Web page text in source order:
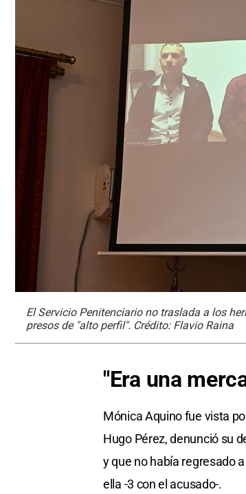
El Servicio Penitenciario no traslada a los
presos de "alto perfil". Crédito: Flavio Raina
"Era una
Mónica Aquino fue vista
Hugo Pérez, denunció su
y que no había regresado
ella -3 con el acusado-.